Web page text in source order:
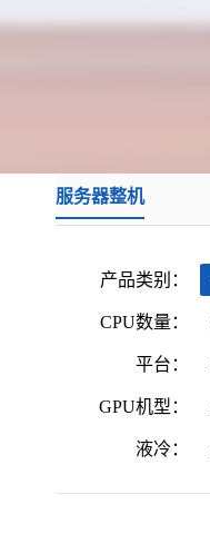
服务器整机
产品类别：
CPU数量：
平台：
GPU机型：
液冷：